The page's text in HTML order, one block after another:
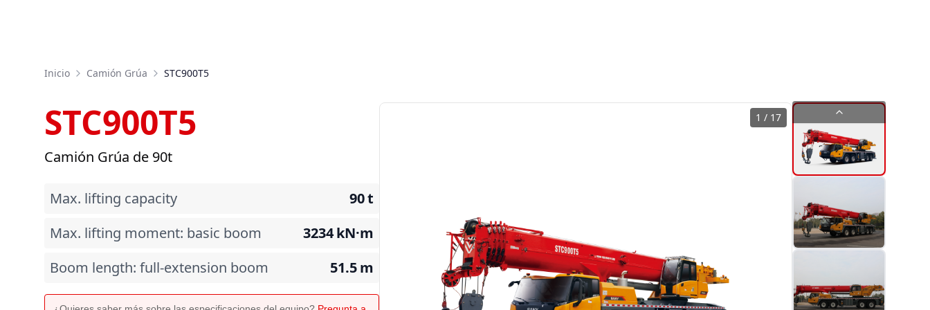
Inicio Camión Grúa STC900T5
STC900T5
Camión Grúa de 90t
Max. lifting capacity 90t
Max. lifting moment: basic boom
3234kN·m
Boom length: full-extension boom
51.5m
1 / 17